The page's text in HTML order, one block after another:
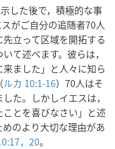
した後で，積極的な事
がご自分の追随者70人
立って区域を開拓する
て述べます。彼らは，
来ました」と人々に知ら
ルカ 10:1-16）70人はそ
た。しかしイエスは，
ことを喜びなさい」と述
のより大切な理由があ
， 20。